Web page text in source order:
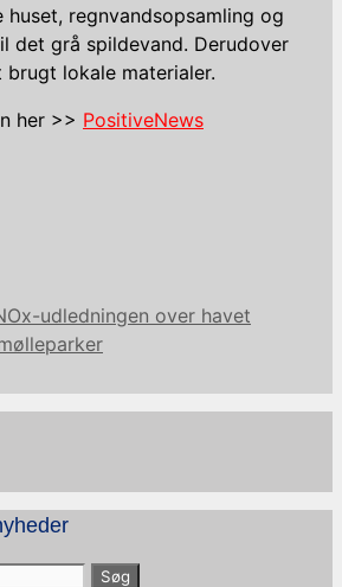
huset, regnvandsopsamling og
det grå spildevand. Derudover
lokale materialer.
her >> PositiveNews
udledningen over havet